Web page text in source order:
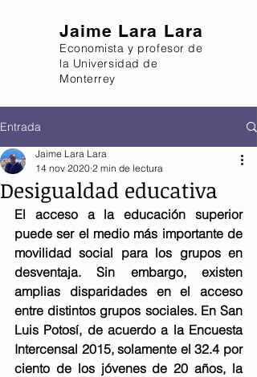
Jaime Lara Lara
Economista y profesor de
la Universidad de
Monterrey
Entrada
Desigualdad educativa
Jaime Lara Lara
14 nov 2020 2 min de lectura
El acceso a la educación superior
puede ser el medio más importante de
movilidad social para los grupos en
desventaja. Sin embargo, existen
amplias disparidades en el acceso
entre distintos grupos sociales. En San
Luis Potosí, de acuerdo a la Encuesta
Intercensal 2015, solamente el 32.4 por
ciento de los jóvenes de 20 años, la